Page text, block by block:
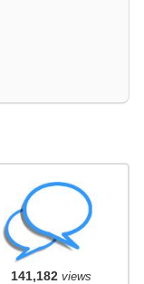
141,182views